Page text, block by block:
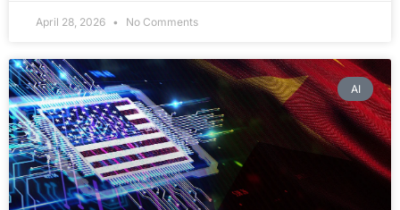
April 28, 2026 No Comments
AI